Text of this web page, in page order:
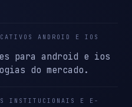
ANDROID E IOS
para android e ios
do mercado.
INSTITUCIONAIS E E-